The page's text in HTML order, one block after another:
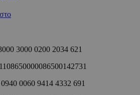
3000 0200 2034 621
0060 9414 4332 691